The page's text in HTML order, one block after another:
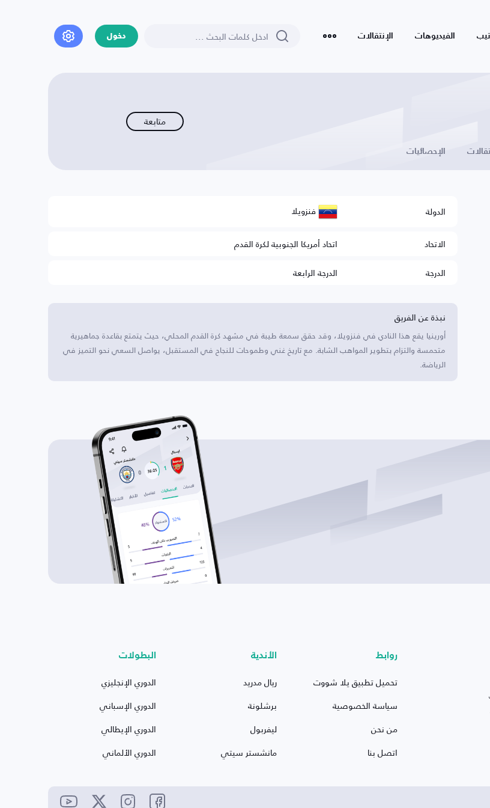
الفيديوهات الإنتقالات دخول
متابعة
الإحصائيات
الدولة فنزويلا
الاتحاد
اتحاد أمريكا الجنوبية لكرة القدم
الدرجة
الدرجة الرابعة
نبذة عن الفريق
أورينيا يقع هذا النادي في فنزويلا، وقد حقق سمعة طيبة في مشهد كرة القدم المحلي، حيث يتمتع بقاعدة جماهيرية
متحمسة والتزام بتطوير المواهب الشابة. مع تاريخ غني وطموحات للنجاح في المستقبل، يواصل السعي نحو التميز في
الرياضة.
روابط
تحميل تطبيق يلا شووت
سياسة الخصوصية
من نحن
اتصل بنا
الأندية
ريال مدريد
برشلونة
ليفربول
مانشستر سيتي
البطولات
الدوري الإنجليزي
الدوري الإسباني
الدوري الإيطالي
الدوري الألماني